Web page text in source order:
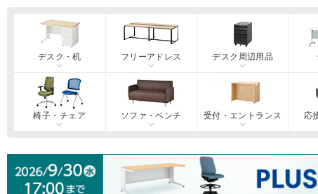
デスク・机 フリーアドレス デスク周辺用品
椅子・チェア ソファ・ベンチ 受付・エントランス 応